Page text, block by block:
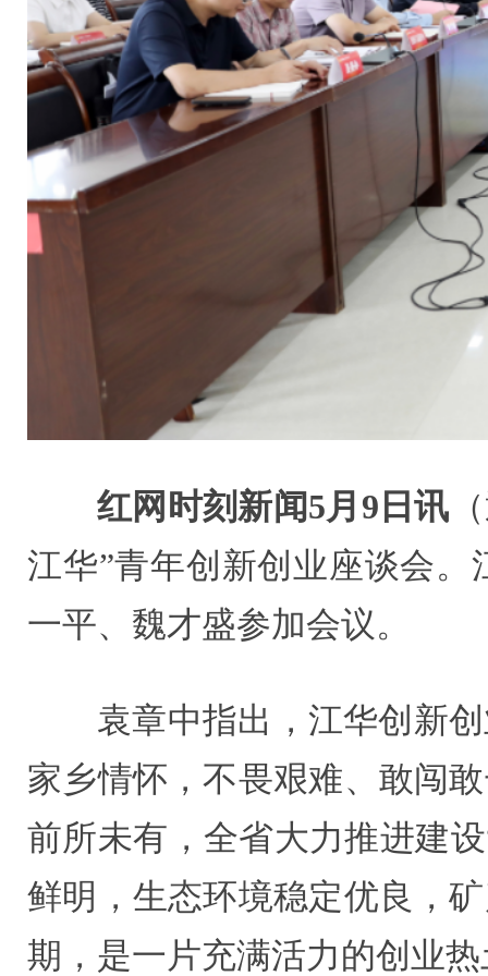
红网时刻新闻5月9日讯
江华”青年创新创业座谈会
一平、魏才盛参加会议。
袁章中指出，江华创新
家乡情怀，不畏艰难、敢闯
前所未有，全省大力推进建
鲜明，生态环境稳定优良，
期，是一片充满活力的创业